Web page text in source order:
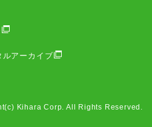
ルアーカイブ
Kihara Corp. All Rights Reserved.